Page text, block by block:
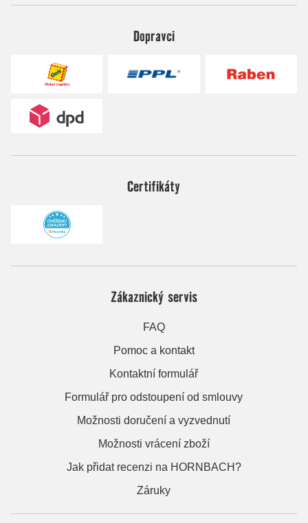
Dopravci
Certifikáty
Zákaznický servis
FAQ
Pomoc a kontakt
Kontaktní formulář
Formulář pro odstoupení od smlouvy
Možnosti doručení a vyzvednutí
Možnosti vrácení zboží
Jak přidat recenzi na HORNBACH?
Záruky